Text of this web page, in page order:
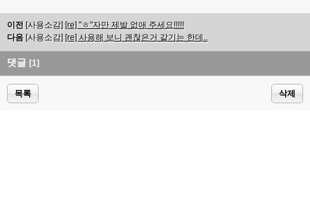
이전 [사용소감] [re] "ㅎ"자만 제발 없애 주세요!!!!!
다음 [사용소감] [re] 사용해 보니 괜찮은거 같기는 한데..
댓글 [1]
목록 삭제